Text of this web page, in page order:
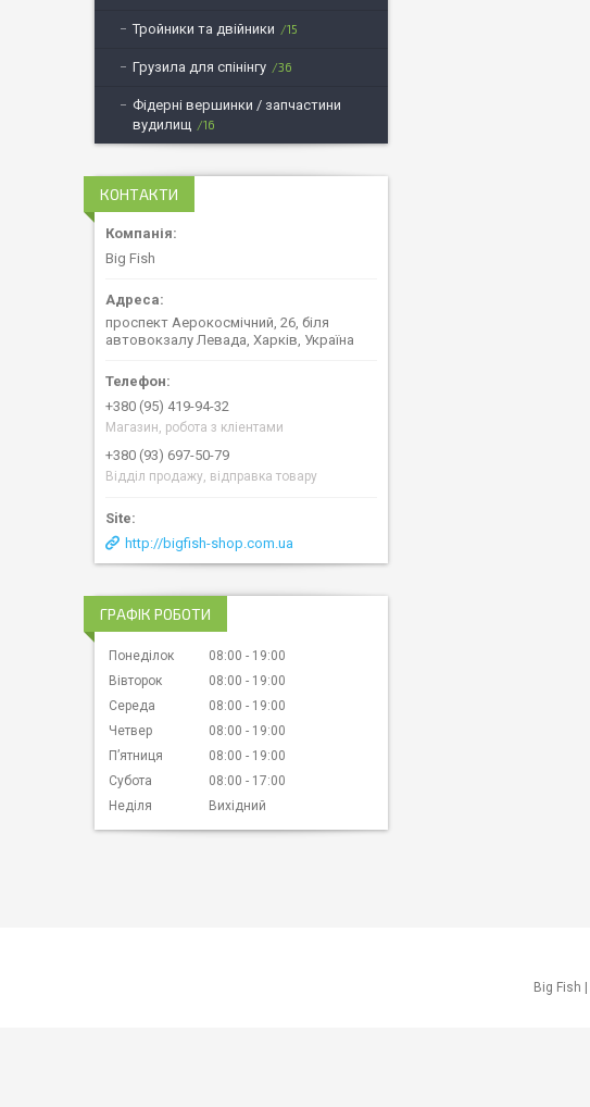
Тройники та двійники 15
Грузила для спінінгу 36
Фідерні вершинки / запчастини
вудилищ
16
КОНТАКТИ
Big Fish
проспект Аерокосмічний, 26, біля
автовокзалу Левада, Харків, Україна
+380 (95) 419-94-32
Магазин, робота з кліентами
+380 (93) 697-50-79
Відділ продажу, відправка товару
http://bigfish-shop.com.ua
ГРАФІК РОБОТИ
Понеділок 08:00
19:00
Вівторок
08:00
19:00
Середа
08:00
19:00
Четвер
08:00
19:00
Пʼятниця
08:00
19:00
Субота
08:00
17:00
Неділя
Вихідний
Big Fish |